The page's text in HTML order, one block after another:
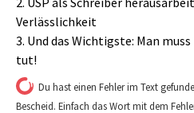
Verlässlichkeit
3. Und das Wichtigste: Man
tut!
Du hast einen Fehler im Text
Bescheid. Einfach das Wort mit dem